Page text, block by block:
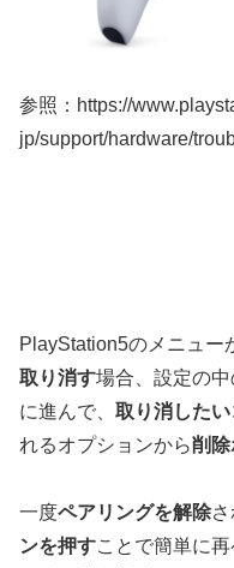
参照：https://
jp/support/hardware/
PlayStation5のメニュー
取り消す場合、設定の中
に進んで、 取り消した
れるオプションから削
一度ペアリングを解除さ
ンを押すことで簡単に